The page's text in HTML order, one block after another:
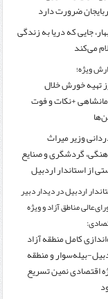
روایت روزنامه
ضرورت دارد
جایی که دریا به زندگی
می‌کند
ویژه؛
تهیه خورش خلال
+نکات و فوت
وزیر میراث
گردشگری و صنایع
از استاندار اردبیل
اردبیل در دیدار دبیر
مناطق آزاد و ویژه
کامل منطقه آزاد
بیله‌سوار و منطقه
اقتصادی نمین تسریع